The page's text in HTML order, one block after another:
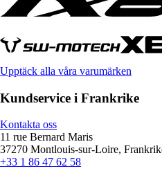
Upptäck alla våra varumärken
Kundservice i Frankrike
Kontakta oss
11 rue Bernard Maris
37270 Montlouis-sur-Loire,
+33 1 86 47 62 58